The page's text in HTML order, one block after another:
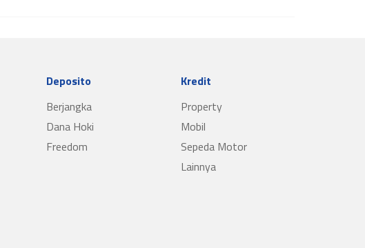
Deposito
Berjangka
Dana Hoki
Freedom
Kredit
Property
Mobil
Sepeda Motor
Lainnya